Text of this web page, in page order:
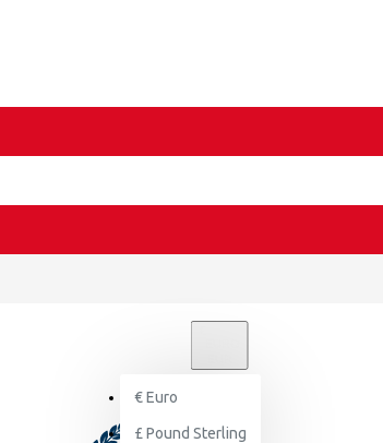
€Euro
£ Pound Sterling